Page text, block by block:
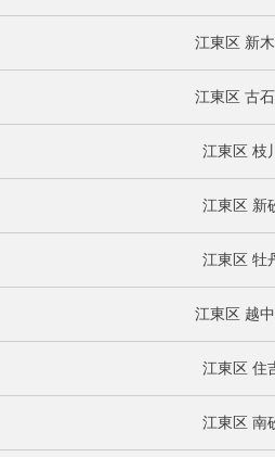
江東区 新
江東区 古
江東区 枝川
江東区 新
江東区 牡
江東区 越
江東区 住
江東区 南